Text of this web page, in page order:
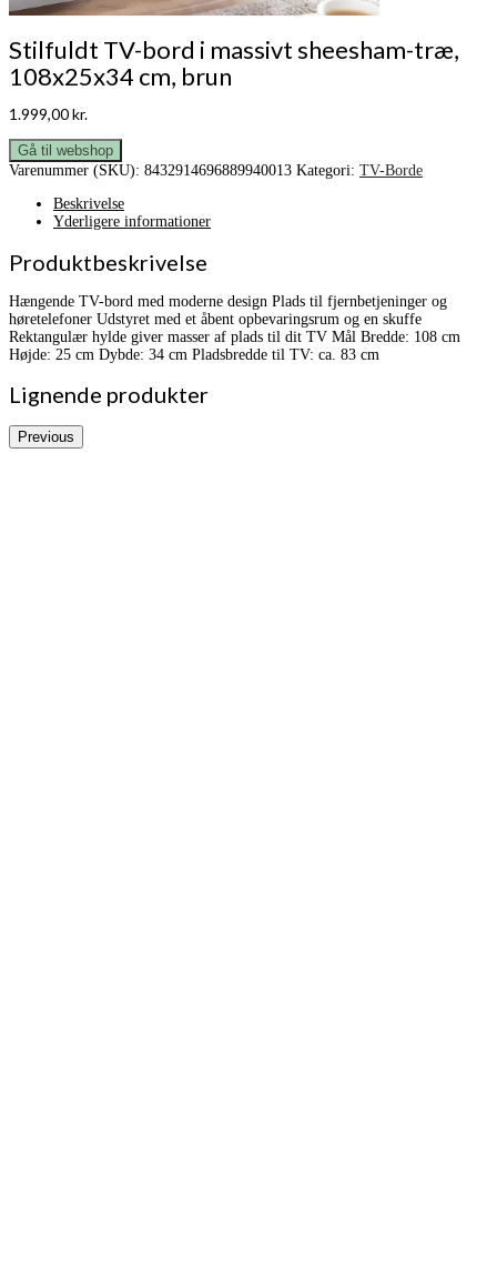
Stilfuldt TV-bord i massivt sheesham-træ,
108x25x34 cm, brun
1.999,00kr.
Gå til webshop
Varenummer (SKU): 8432914696889940013 Kategori: TV-Borde
Beskrivelse
Yderligere informationer
Produktbeskrivelse
Hængende TV-bord med moderne design Plads til fjernbetjeninger og
høretelefoner Udstyret med et åbent opbevaringsrum og en skuffe
Rektangulær hylde giver masser af plads til dit TV Mål Bredde: 108 cm
Højde: 25 cm Dybde: 34 cm Pladsbredde til TV: ca. 83 cm
Lignende produkter
Previous